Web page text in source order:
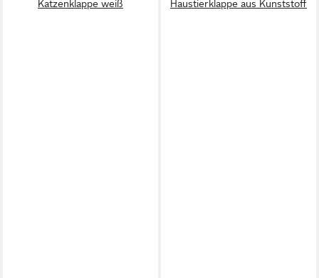
Katzenklappe weiß Haustierklappe aus Kunststoff